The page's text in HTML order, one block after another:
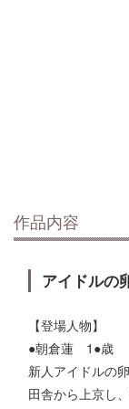
作品内容
アイドルの
【登場人物】
●朝倉蓮 1●歳
新人アイドルの卵
田舎から上京し